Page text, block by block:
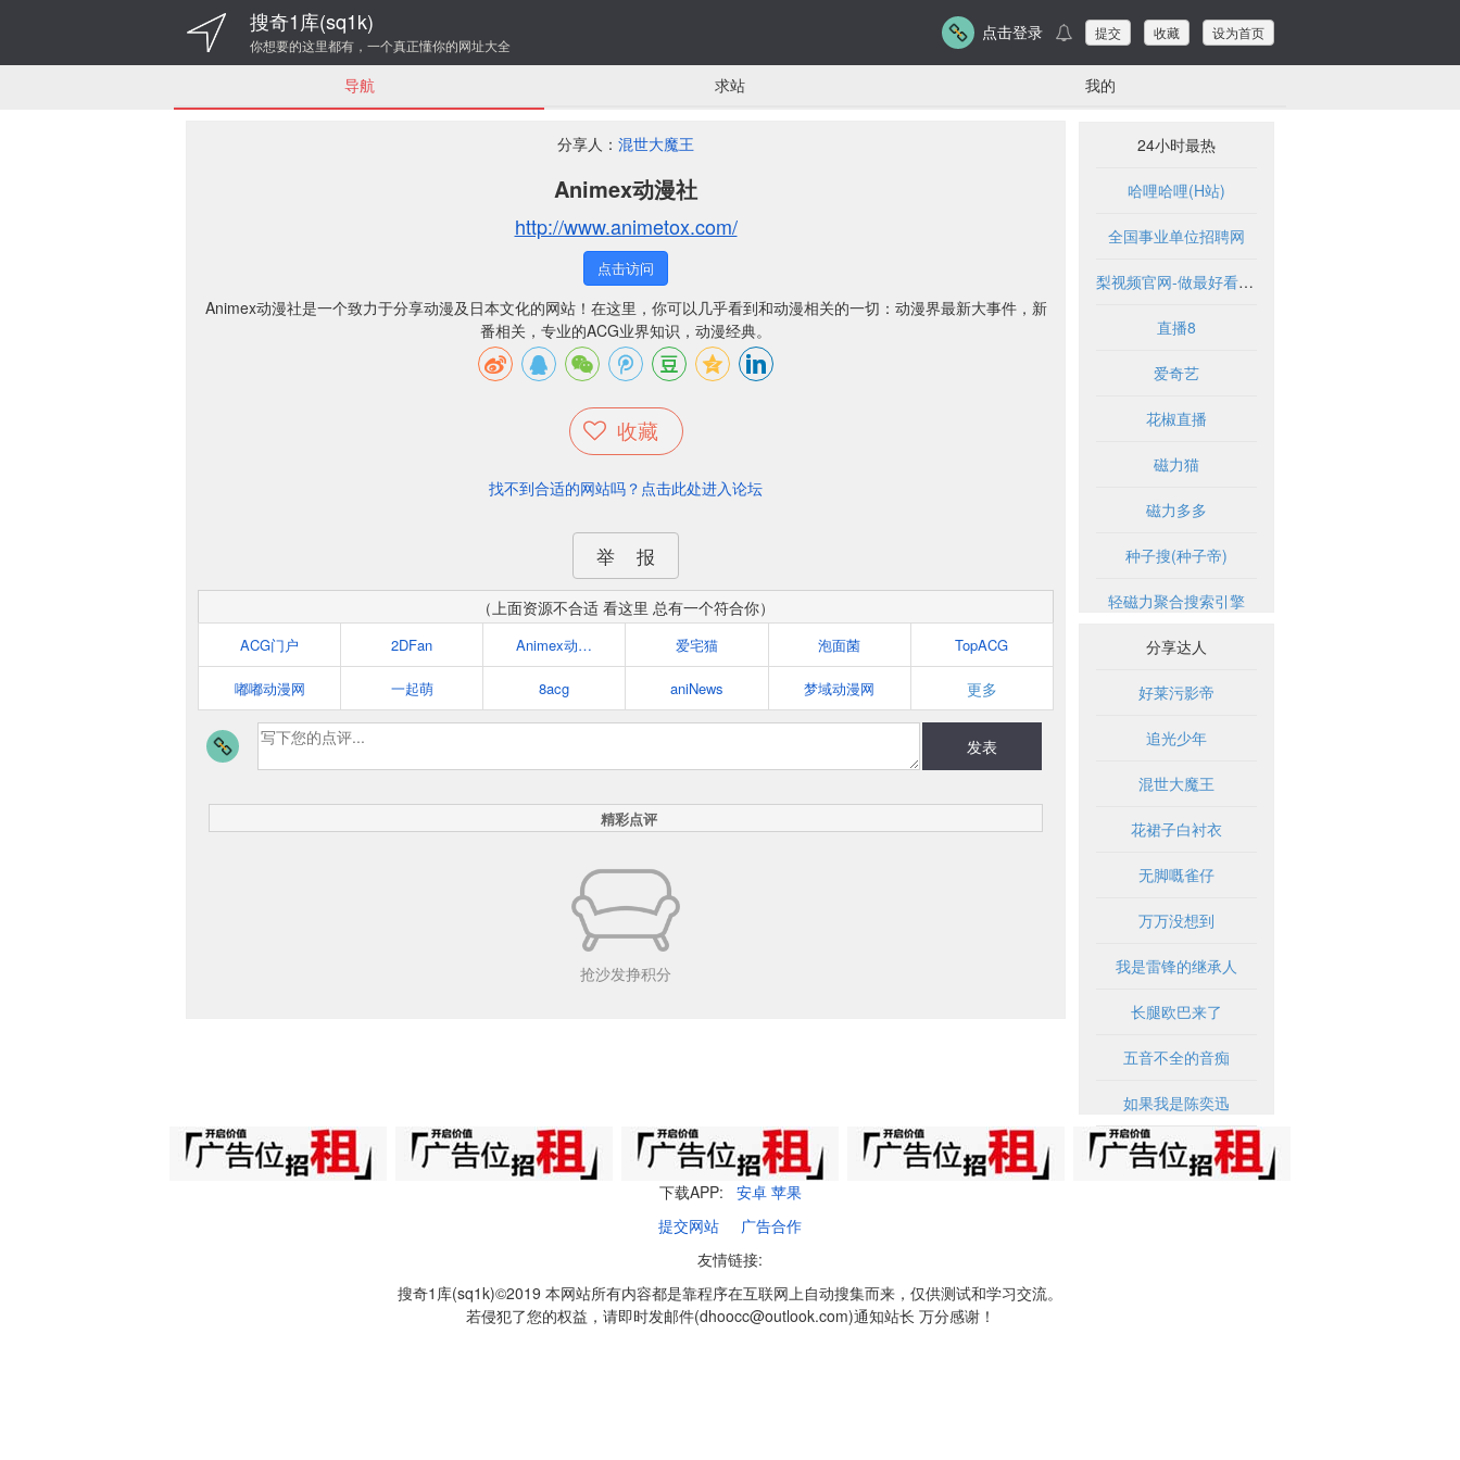
搜奇1库(sq1k)
你想要的这里都有，一个真正懂你的网址大全
点击登录 提交 收藏 设为首页
导航 求站 我的
分享人： 混世大魔王
Animex动漫社
http://www.animetox.com/
点击访问
Animex动漫社是一个致力于分享动漫及日本文化的网站！在这里，你可以几乎看到和动漫相关的一切：动漫界最新大事件，新
番相关，专业的ACG业界知识，动漫经典。
收藏
找不到合适的网站吗？点击此处进入论坛
举 报
（上面资源不合适 看这里 总有一个符合你）
ACG门户 2DFan Animex动漫社 爱宅猫 泡面菌 TopACG
嘟嘟动漫网 一起萌 8acg aniNews 梦域动漫网 更多
发表
精彩点评
抢沙发挣积分
24小时最热
哈哩哈哩(H站)
全国事业单位招聘网
梨视频官网-做最好看的资讯短视频-Pear Video
直播8
爱奇艺
花椒直播
磁力猫
磁力多多
种子搜(种子帝)
轻磁力聚合搜索引擎
分享达人
好莱污影帝
追光少年
混世大魔王
花裙子白衬衣
无脚嘅雀仔
万万没想到
我是雷锋的继承人
长腿欧巴来了
五音不全的音痴
如果我是陈奕迅
下载APP: 安卓 苹果
提交网站
广告合作
友情链接:
搜奇1库(sq1k)©2019 本网站所有内容都是靠程序在互联网上自动搜集而来，仅供测试和学习交流。
若侵犯了您的权益，请即时发邮件(dhoocc@outlook.com)通知站长 万分感谢！